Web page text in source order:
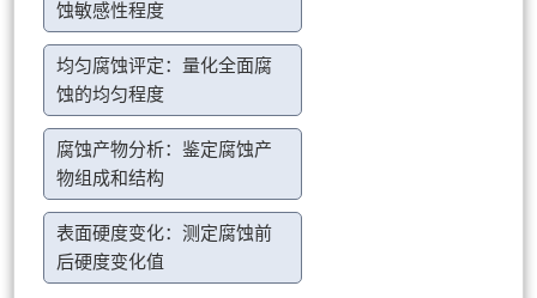
蚀敏感性程度
均匀腐蚀评定：量化全面腐
蚀的均匀程度
腐蚀产物分析：鉴定腐蚀产
物组成和结构
表面硬度变化：测定腐蚀前
后硬度变化值